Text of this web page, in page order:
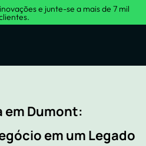
e junte-se a mais de 7 mil
em Dumont:
em um Legado